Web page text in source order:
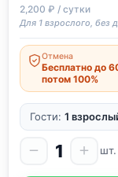
2,200 ₽ / сутки
Для 1 взрослого, без
Отмена
Бесплатно до
потом 100%
Гости: 1
1 шт.